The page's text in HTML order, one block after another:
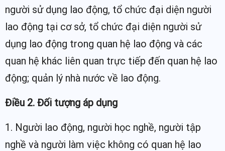
người sử dụng lao động, tổ chức đại diện người
lao động tại cơ sở, tổ chức đại diện người sử
dụng lao động trong quan hệ lao động và các
quan hệ khác liên quan trực tiếp đến quan hệ lao
động; quản lý nhà nước về lao động.
Điều 2. Đối tượng áp dụng
1. Người lao động, người học nghề, người tập
nghề và người làm việc không có quan hệ lao